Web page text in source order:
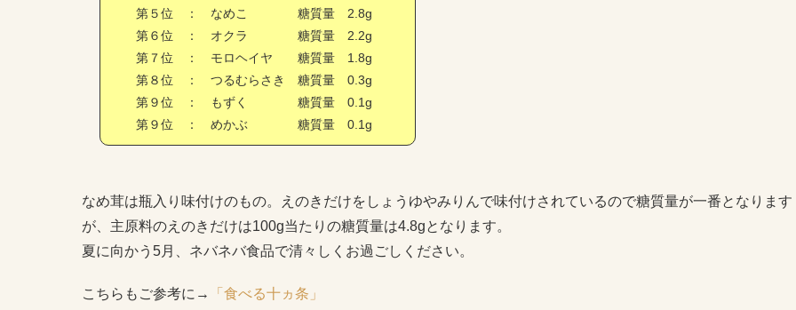
第５位 ： なめこ
糖質量 2.8g
第６位 ： オクラ
糖質量 2.2g
第７位 ： モロヘイヤ
糖質量 1.8g
第８位 ： つるむらさき
糖質量 0.3g
第９位 ： もずく
糖質量 0.1g
第９位 ： めかぶ
糖質量 0.1g
なめ茸は瓶入り味付けのもの。えのきだけをしょうゆやみりんで味付けされているので糖質量が一番となります
が、主原料のえのきだけは100g当たりの糖質量は4.8gとなります。
夏に向かう5月、ネバネバ食品で清々しくお過ごしください。
こちらもご参考に→ 「食べる十ヵ条」